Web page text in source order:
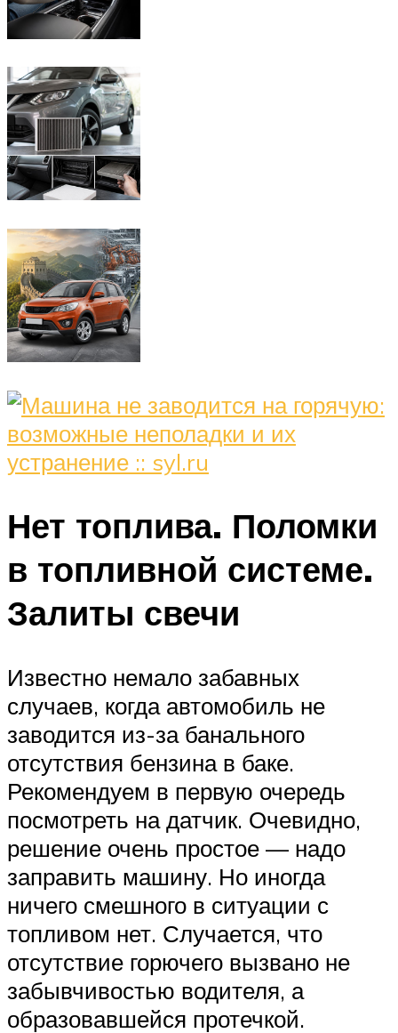
Нет топлива. Поломки
в топливной системе.
Залиты свечи
Известно немало забавных
случаев, когда автомобиль не
заводится из-за банального
отсутствия бензина в баке.
Рекомендуем в первую очередь
посмотреть на датчик. Очевидно,
решение очень простое — надо
заправить машину. Но иногда
ничего смешного в ситуации с
топливом нет. Случается, что
отсутствие горючего вызвано не
забывчивостью водителя, а
образовавшейся протечкой.